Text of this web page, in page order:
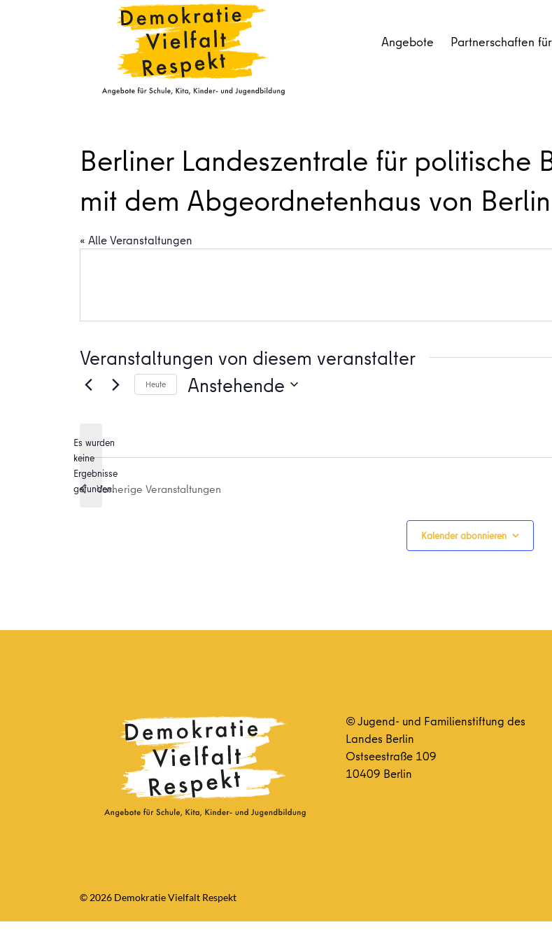
Angebote Partnerschaften
Berliner Landeszentrale für politische
mit dem Abgeordnetenhaus von Berlin
« Alle Veranstaltungen
Veranstaltungen von diesem veranstalter
Hinweis
Es wurden
keine
Ergebnisse
gefunden.
Heute Anstehende
Vorherige Veranstaltungen
Kalender abonnieren
© Jugend- und Familienstiftung des
Landes Berlin
Ostseestraße 109
10409 Berlin
© 2026 Demokratie Vielfalt Respekt